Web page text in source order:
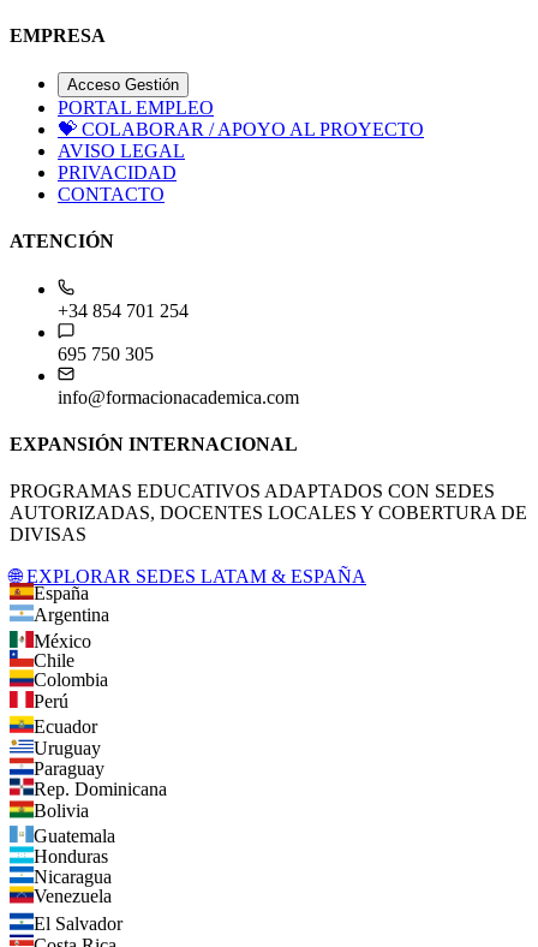
EMPRESA
Acceso Gestión
PORTAL EMPLEO
💝 COLABORAR / APOYO AL PROYECTO
AVISO LEGAL
PRIVACIDAD
CONTACTO
ATENCIÓN
+34 854 701 254
695 750 305
info@formacionacademica.com
EXPANSIÓN INTERNACIONAL
PROGRAMAS EDUCATIVOS ADAPTADOS CON SEDES
AUTORIZADAS, DOCENTES LOCALES Y COBERTURA DE
DIVISAS
🌐 EXPLORAR SEDES LATAM & ESPAÑA
España
Argentina
México
Chile
Colombia
Perú
Ecuador
Uruguay
Paraguay
Rep. Dominicana
Bolivia
Guatemala
Honduras
Nicaragua
Venezuela
El Salvador